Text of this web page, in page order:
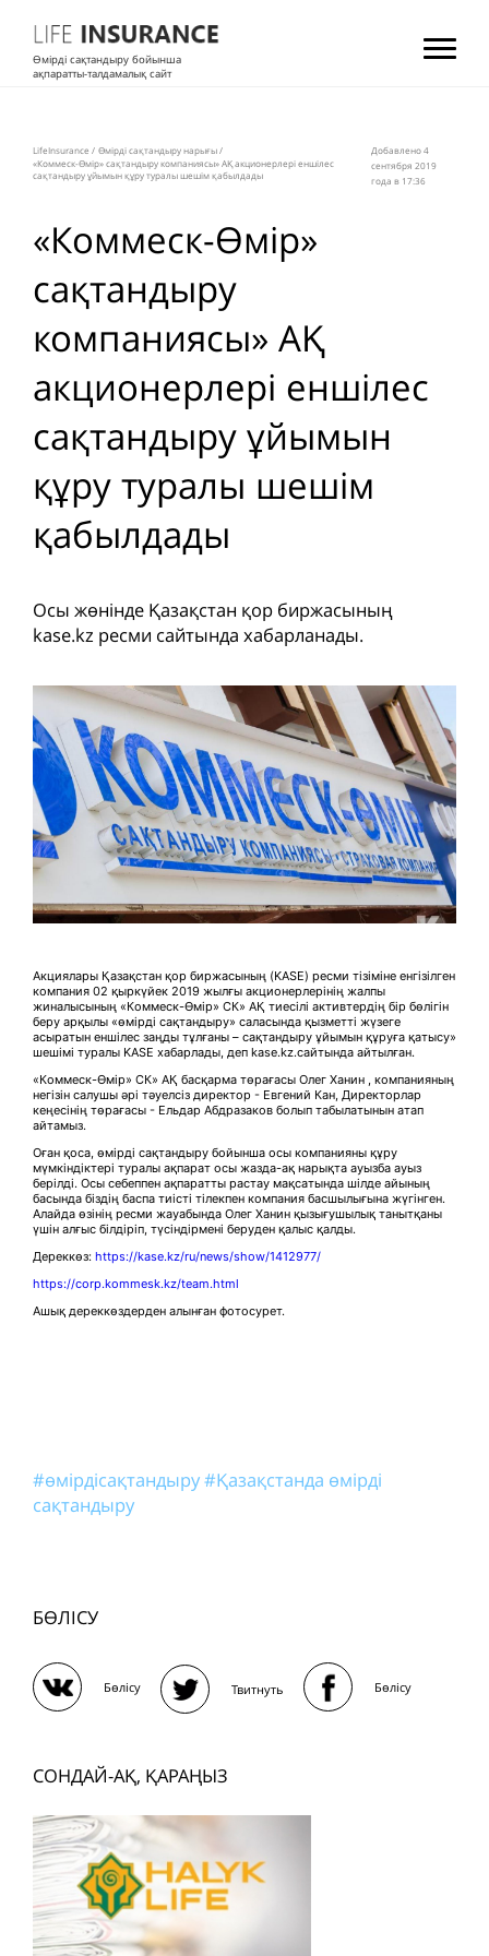
Өмірді сақтандыру бойынша
ақпаратты-талдамалық сайт
LifeInsurance / Өмірді сақтандыру нарығы/
«Коммеск-Өмiр» сақтандыру компаниясы» АҚ акционерлері еншілес
сақтандыру ұйымын құру туралы шешім қабылдады
Добавлено 4
сентября 2019
года в 17:36
«Коммеск-Өмiр»
сақтандыру
компаниясы» АҚ
акционерлері еншілес
сақтандыру ұйымын
құру туралы шешім
қабылдады
Осы жөнінде Қазақстан қор биржасының
kase.kz ресми сайтында хабарланады.
Акциялары Қазақстан қор биржасының (KASE) ресми тізіміне енгізілген
компания 02 қыркүйек 2019 жылғы акционерлерінің жалпы
жиналысының «Коммеск-Өмiр» СК» АҚ тиесілі активтердің бір бөлігін
беру арқылы «өмірді сақтандыру» саласында қызметті жүзеге
асыратын еншілес заңды тұлғаны – сақтандыру ұйымын құруға қатысу»
шешімі туралы KASE хабарлады, деп kase.kz.сайтында айтылған.
«Коммеск-Өмiр» СК» АҚ басқарма төрағасы Олег Ханин , компанияның
негізін салушы әрі тәуелсіз директор - Евгений Кан, Директорлар
кеңесінің төрағасы - Ельдар Абдразаков болып табылатынын атап
айтамыз.
Оған қоса, өмірді сақтандыру бойынша осы компанияны құру
мүмкіндіктері туралы ақпарат осы жазда-ақ нарықта ауызба ауыз
берілді. Осы себеппен ақпаратты растау мақсатында шілде айының
басында біздің баспа тиісті тілекпен компания басшылығына жүгінген.
Алайда өзінің ресми жауабында Олег Ханин қызығушылық танытқаны
үшін алғыс білдіріп, түсіндірмені беруден қалыс қалды.
Дереккөз: https://kase.kz/ru/news/show/1412977/
https://corp.kommesk.kz/team.html
Ашық дереккөздерден алынған фотосурет.
#өмірдісақтандыру#Қазақстанда өмірді
сақтандыру
БӨЛІСУ
Бөлісу Твитнуть Бөлісу
СОНДАЙ-АҚ, ҚАРАҢЫЗ